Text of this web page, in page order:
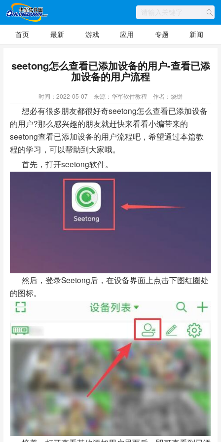
首页 最新 游戏 应用 专题 新闻
seetong怎么查看已添加设备的用户-查看已添
加设备的用户流程
时间：2022-05-07 来源：华军软件教程 作者：烧饼
想必有很多朋友都很好奇seetong怎么查看已添加设备
的用户?那么感兴趣的朋友就赶快来看看小编带来的
seetong查看已添加设备的用户流程吧，希望通过本篇教
程的学习，可以帮助到大家哦。
首先，打开seetong软件。
然后，登录Seetong后，在设备界面上点击下图红圈处
的图标。